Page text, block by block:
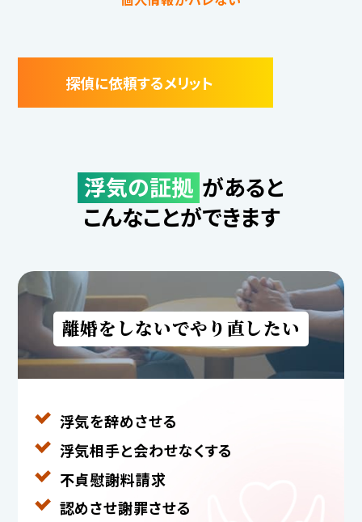
探偵に依頼するメリット
浮気の証拠 があると
こんなことができます
離婚をしないでやり直したい
浮気を辞めさせる
浮気相手と会わせなくする
不貞慰謝料請求
認めさせ謝罪させる